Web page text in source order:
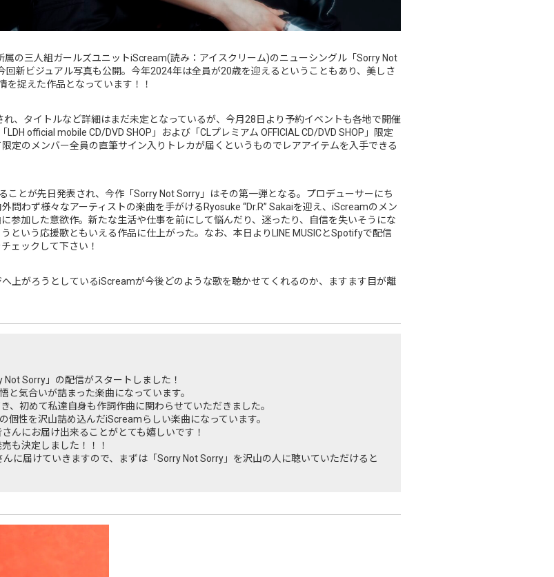
属の三人組ガールズユニットiScream(読み：アイスクリーム)のニューシングル「Sorry Not
新ビジュアル写真も公開。今年2024年は全員が20歳を迎えるということもあり、美しさ
を捉えた作品となっています！！
、タイトルなど詳細はまだ未定となっているが、今月28日より予約イベントも各地で開催
official mobile CD/DVD SHOP」および「CLプレミアム OFFICIAL CD/DVD SHOP」限定
定のメンバー全員の直筆サイン入りトレカが届くというものでレアアイテムを入手できる
ことが先日発表され、今作「Sorry Not Sorry」はその第一弾となる。プロデューサーにち
問わず様々なアーティストの楽曲を⼿がけるRyosuke “Dr.R” Sakaiを迎え、iScreamのメン
参加した意欲作。新たな生活や仕事を前にして悩んだり、迷ったり、自信を失いそうにな
という応援歌ともいえる作品に仕上がった。なお、本日よりLINE MUSICとSpotifyで配信
ェックして下さい！
上がろうとしているiScreamが今後どのような歌を聴かせてくれるのか、ますます目が離
Sorry」の配信がスタートしました！
気合いが詰まった楽曲になっています。
、初めて私達自身も作詞作曲に関わらせていただきました。
個性を沢山詰め込んだiScreamらしい楽曲になっています。
んにお届け出来ることがとても嬉しいです！
も決定しました！！！
に届けていきますので、まずは「Sorry Not Sorry」を沢山の人に聴いていただけると